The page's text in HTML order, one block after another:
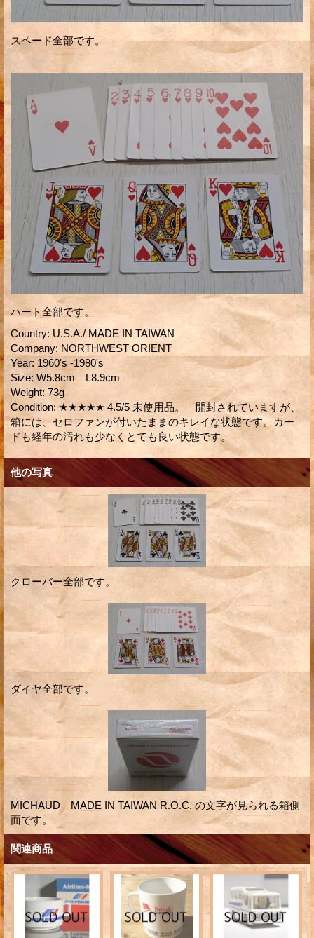
スペード全部です。
ハート全部です。
Country: U.S.A./ MADE IN TAIWAN
Company: NORTHWEST ORIENT
Year: 1960's -1980's
Size: W5.8cm L8.9cm
Weight: 73g
Condition: ★★★★★ 4.5/5 未使用品。 開封されていますが、
箱には、セロファンが付いたままのキレイな状態です。カー
ドも経年の汚れも少なくとても良い状態です。
他の写真
クローバー全部です。
ダイヤ全部です。
MICHAUD MADE IN TAIWAN R.O.C. の文字が見られる箱側
面です。
関連商品